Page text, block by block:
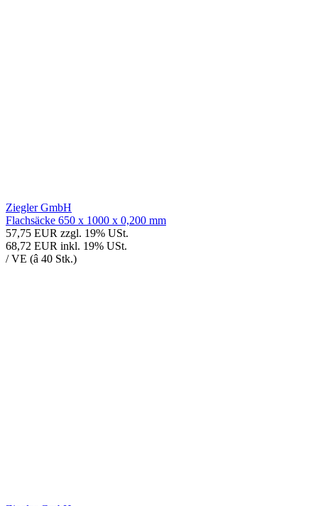
Ziegler GmbH
Flachsäcke 650 x 1000 x 0,200 mm
57,75 EUR zzgl. 19% USt.
68,72 EUR inkl. 19% USt.
/ VE (â 40 Stk.)